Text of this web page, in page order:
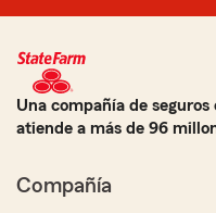
Una compañía de
atiende a más de 96
Compañía